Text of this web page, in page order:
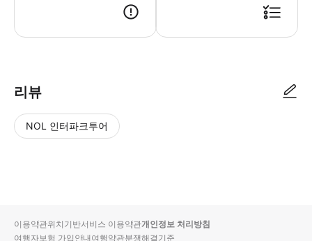
리뷰
NOL 인터파크투어
입니
순
상
이용약관위치기반서비스 이용약관개인정보 처리방침
여행자보험 가입안내여행약관분쟁해결기준